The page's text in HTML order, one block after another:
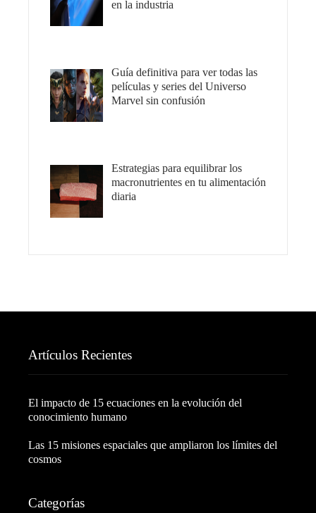
en la industria
Guía definitiva para ver todas las
películas y series del Universo
Marvel sin confusión
Estrategias para equilibrar los
macronutrientes en tu alimentación
diaria
Artículos Recientes
El impacto de 15 ecuaciones en la evolución del
conocimiento humano
Las 15 misiones espaciales que ampliaron los límites del
cosmos
Categorías